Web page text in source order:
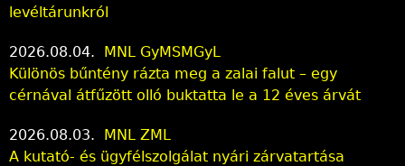
levéltárunkról
2026.08.04.
MNL GyMSMGyL
Különös bűntény rázta meg a zalai falut – egy
cérnával átfűzött olló buktatta le a 12 éves árvát
2026.08.03.
MNL ZML
A kutató- és ügyfélszolgálat nyári zárvatartása